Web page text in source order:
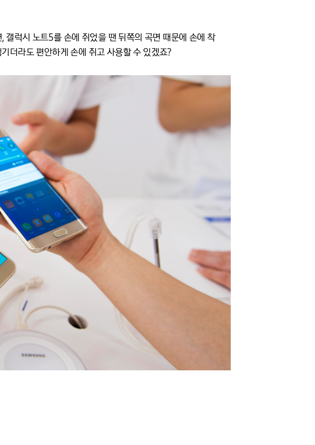
럭시 노트5를 손에 쥐었을 땐 뒤쪽의 곡면 때문에 손에 착
더라도 편안하게 손에 쥐고 사용할 수 있겠죠?